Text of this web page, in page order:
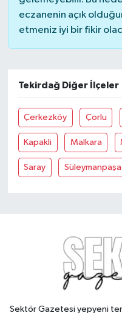
eczanenin açık
etmeniz iyi bir fikir
Tekirdağ Diğer İlçeler
Çerkezköy Çorlu
Kapakli Malkara
Saray Süleymanpaşa
Sektör Gazetesi yepyeni
ÖZEL HABER